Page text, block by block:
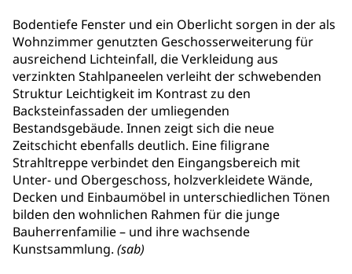
Bodentiefe Fenster und ein Oberlicht sorgen in der als
Wohnzimmer genutzten Geschosserweiterung für
ausreichend Lichteinfall, die Verkleidung aus
verzinkten Stahlpaneelen verleiht der schwebenden
Struktur Leichtigkeit im Kontrast zu den
Backsteinfassaden der umliegenden
Bestandsgebäude. Innen zeigt sich die neue
Zeitschicht ebenfalls deutlich. Eine filigrane
Strahltreppe verbindet den Eingangsbereich mit
Unter- und Obergeschoss, holzverkleidete Wände,
Decken und Einbaumöbel in unterschiedlichen Tönen
bilden den wohnlichen Rahmen für die junge
Bauherrenfamilie – und ihre wachsende
Kunstsammlung. (sab)